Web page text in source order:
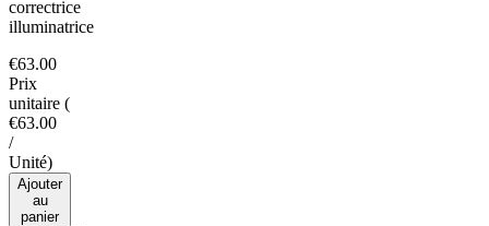
correctrice
illuminatrice
€63.00
Prix
unitaire (
€63.00
/
Unité)
Ajouter
au
panier